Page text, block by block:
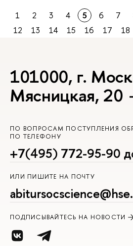
1 2 3 4 5 6 7
12
13 14 15 16 17 18
101000, г.
Мясницкая, 20
ПО ВОПРОСАМ ПОСТУПЛЕНИЯ
ПО ТЕЛЕФОНУ
+7(495) 772-95-90
ИЛИ ПИШИТЕ НА ПОЧТУ
ПОДПИСЫВАЙТЕСЬ НА НОВОСТИ